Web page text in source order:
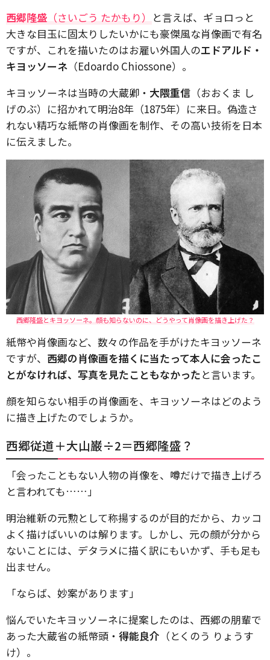
西郷隆盛 （さいごう たかもり） と言えば、ギョロっと
大きな目玉に固太りしたいかにも豪傑風な肖像画で有名
ですが、これを描いたのはお雇い外国人のエドアルド・
キヨッソーネ （Edoardo Chiossone）。
キヨッソーネは当時の大蔵卿・ 大隈重信 （おおくま し
げのぶ）に招かれて明治8年（1875年）に来日。偽造さ
れない精巧な紙幣の肖像画を制作、その高い技術を日本
に伝えました。
西郷隆盛とキヨッソーネ。顔も知らないのに、どうやって肖像画を描き上げた？
紙幣や肖像画など、数々の作品を手がけたキヨッソーネ
ですが、 西郷の肖像画を描くに当たって本人に会ったこ
とがなければ、写真を見たこともなかったと言います。
顔を知らない相手の肖像画を、キヨッソーネはどのよう
に描き上げたのでしょうか。
西郷従道＋大山巌÷2＝西郷隆盛？
「会ったこともない人物の肖像を、噂だけで描き上げろ
と言われても……」
明治維新の元勲として称揚するのが目的だから、カッコ
よく描けばいいのは解ります。しかし、元の顔が分から
ないことには、デタラメに描く訳にもいかず、手も足も
出ません。
「ならば、妙案があります」
悩んでいたキヨッソーネに提案したのは、西郷の朋輩で
あった大蔵省の紙幣頭・ 得能良介 （とくのう りょうす
け）。